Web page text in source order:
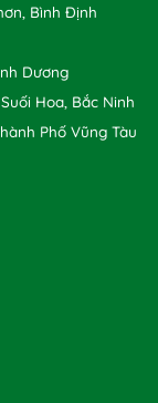
Bình Định
Dương
Hoa, Bắc Ninh
Phố Vũng Tàu